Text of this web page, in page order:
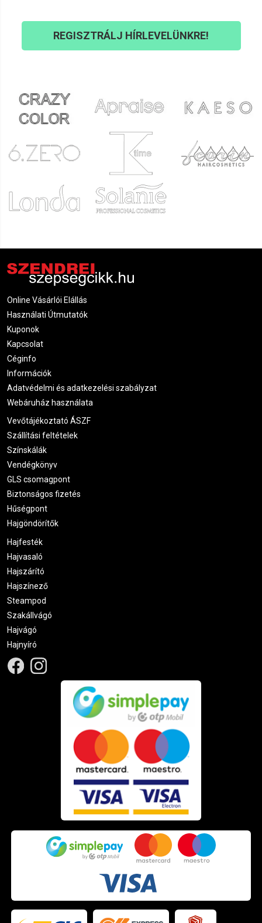
REGISZTRÁLJ HÍRLEVELÜNKRE!
Online Vásárlói Elállás
Használati Útmutatók
Kuponok
Kapcsolat
Céginfo
Információk
Adatvédelmi és adatkezelési szabályzat
Webáruház használata
Vevőtájékoztató ÁSZF
Szállítási feltételek
Színskálák
Vendégkönyv
GLS csomagpont
Biztonságos fizetés
Hűségpont
Hajgöndörítők
Hajfesték
Hajvasaló
Hajszárító
Hajszínező
Steampod
Szakállvágó
Hajvágó
Hajnyíró